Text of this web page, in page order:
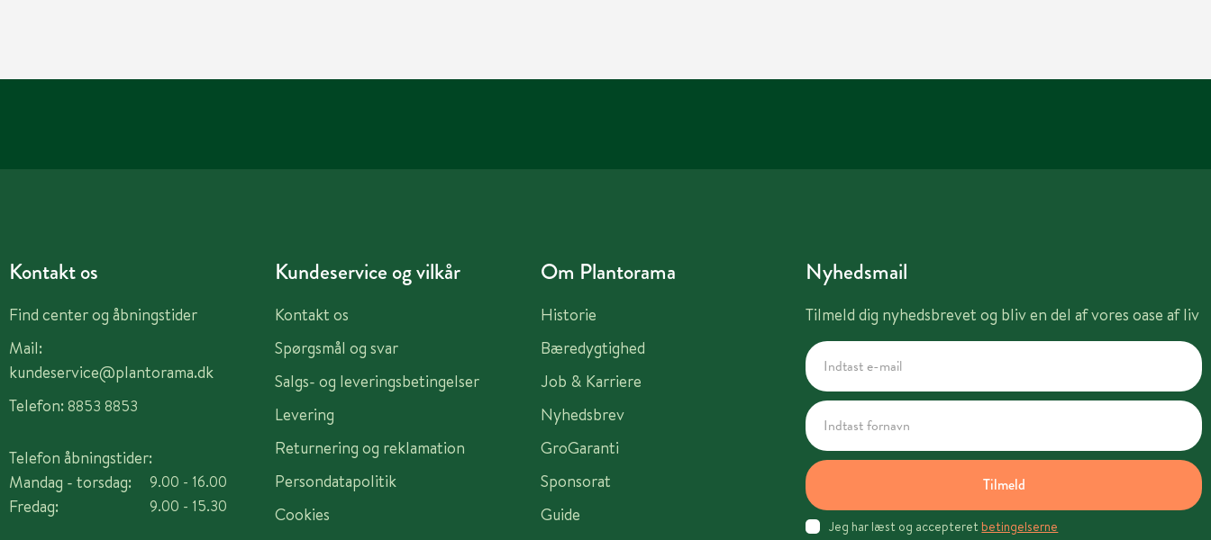
Kontakt os
Find center og åbningstider
Mail:
kundeservice@plantorama.dk
Telefon: 8853 8853
Telefon åbningstider:
Mandag - torsdag:
Fredag:
9.00 - 16.00
9.00 - 15.30
Kundeservice og vilkår
Kontakt os
Spørgsmål og svar
Salgs- og leveringsbetingelser
Levering
Returnering og reklamation
Persondatapolitik
Cookies
Om Plantorama
Historie
Bæredygtighed
Job & Karriere
Nyhedsbrev
GroGaranti
Sponsorat
Guide
Nyhedsmail
Tilmeld dig nyhedsbrevet og bliv en del af vores oase af liv
Tilmeld
Jeg har læst og accepteret betingelserne